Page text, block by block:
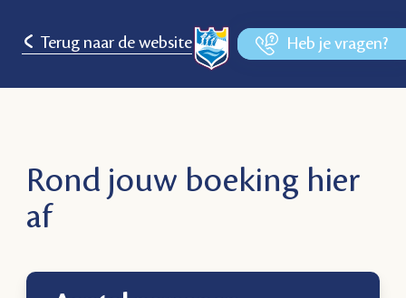
Terug naar de website Heb je vragen?
Rond jouw boeking hier
af